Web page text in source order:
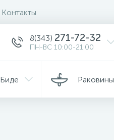
Контакты
8(343) 271-72-32
ПН-ВС 10:00-21:00
Биде Раковины